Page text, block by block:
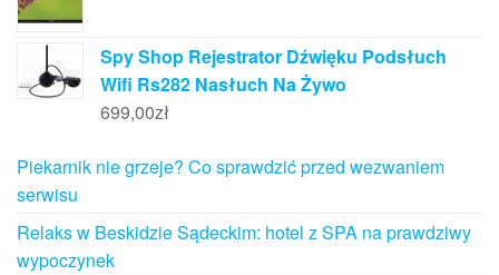
Spy Shop Rejestrator Dźwięku Podsłuch
Wifi Rs282 Nasłuch Na Żywo
699,00zł
Piekarnik nie grzeje? Co sprawdzić przed wezwaniem
serwisu
Relaks w Beskidzie Sądeckim: hotel z SPA na prawdziwy
wypoczynek